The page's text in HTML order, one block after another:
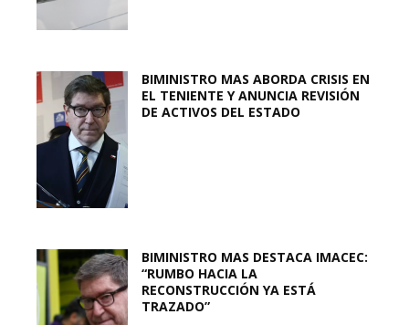
BIMINISTRO MAS ABORDA CRISIS EN
EL TENIENTE Y ANUNCIA REVISIÓN
DE ACTIVOS DEL ESTADO
BIMINISTRO MAS DESTACA IMACEC:
“RUMBO HACIA LA
RECONSTRUCCIÓN YA ESTÁ
TRAZADO”